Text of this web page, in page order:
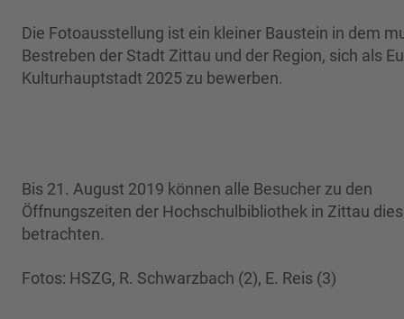
Die Fotoausstellung ist ein kleiner Baustein in dem
Bestreben der Stadt Zittau und der Region, sich als
Kulturhauptstadt 2025 zu bewerben.
Bis 21. August 2019 können alle Besucher zu den
Öffnungszeiten der Hochschulbibliothek in Zittau
betrachten.
Fotos: HSZG, R. Schwarzbach (2), E. Reis (3)